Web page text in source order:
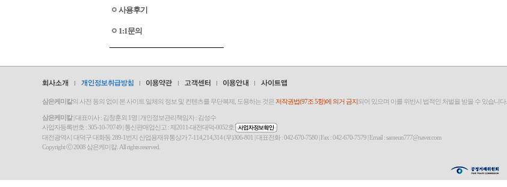
사용후기
1:1문의
삼은케미칼의 사전 동의 없이 본 사이트 일체의 정보 및 컨텐츠를 무단복제, 도용하는 것은 저작권법(97조 5항)에 의거 금지되어 있으며 이를 위반시 법적인 처벌을 받을 수 있습니다.
삼은케미칼| 대표이사 : 김창훈외 1명 | 개인정보관리책임자 : 김성수
사업자등록번호 : 305-10-70749 | 통신판매업신고 : 제2011-대전대덕-0052호
대전광역시 대덕구 대화동 289-1번지 산업용재유통상가 7-114,214,314 (우)306-801 | 대표전화 : 042-670-7580 | Fax : 042-670-7579 | Email : sameun777@naver.com
Copyright ⓒ 2008 삼은케미칼. All rights reserved.